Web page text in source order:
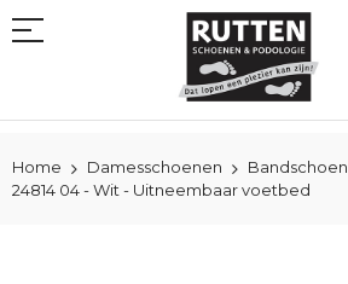
naar
Home Damesschoenen Bandschoen
24814 04 - Wit - Uitneembaar voetbed